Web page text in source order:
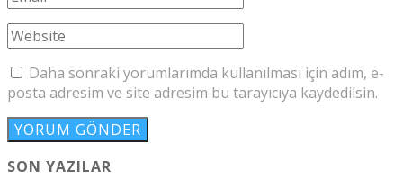
Daha sonraki yorumlarımda kullanılması için adım, e-
posta adresim ve site adresim bu tarayıcıya kaydedilsin.
SON YAZILAR